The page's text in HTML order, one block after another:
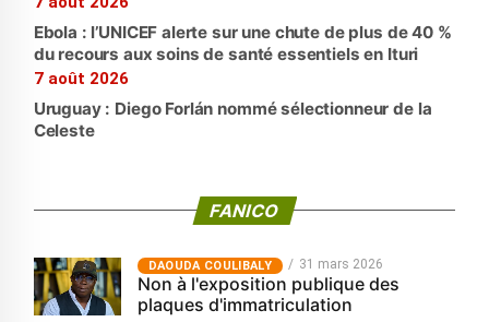
Ebola : l’UNICEF alerte sur une chute de plus de 40 %
du recours aux soins de santé essentiels en Ituri
7 août 2026
Uruguay : Diego Forlán nommé sélectionneur de la
Celeste
FANICO
‎DAOUDA COULIBALY 31 mars 2026
Non à l'exposition publique des
plaques d'immatriculation